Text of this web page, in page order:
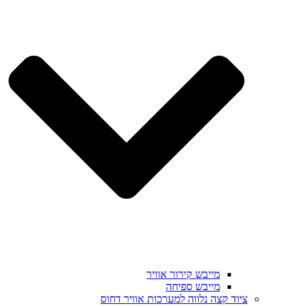
מייבש קירור אוויר
מייבש ספיחה
ציוד קצה נלווה למערכות אוויר דחוס